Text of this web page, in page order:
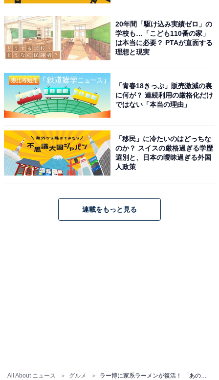
All About ニュース グルメ
「あの銘店をもう一度」プロジェクトの企画が立ち上が
20年間「駆け込み実績ゼロ」の
学校も…「こども110番の家」
は本当に必要？ PTAが直面する
理想と現実
「青春18きっぷ」販売激減の裏
に何が？ 連続利用の厳格化だけ
ではない「本当の理由」
「移民」に冷たいのはどっちな
のか？ スイスの厳格過ぎる学歴
選別と、日本の曖昧過ぎる外国
人政策
連載をもっと見る